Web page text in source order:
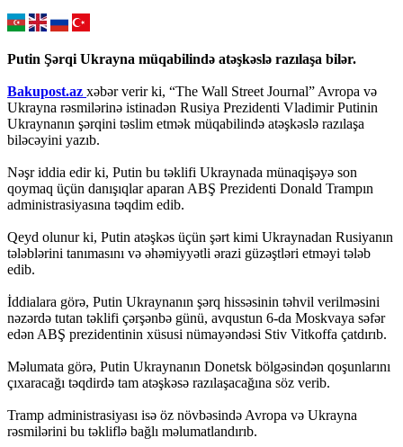
Putin Şərqi Ukrayna müqabilində atəşkəslə razılaşa bilər.
Bakupost.az xəbər verir ki, “The Wall Street Journal” Avropa və
Ukrayna rəsmilərinə istinadən Rusiya Prezidenti Vladimir Putinin
Ukraynanın şərqini təslim etmək müqabilində atəşkəslə razılaşa
biləcəyini yazıb.
Nəşr iddia edir ki, Putin bu təklifi Ukraynada münaqişəyə son
qoymaq üçün danışıqlar aparan ABŞ Prezidenti Donald Trampın
administrasiyasına təqdim edib.
Qeyd olunur ki, Putin atəşkəs üçün şərt kimi Ukraynadan Rusiyanın
tələblərini tanımasını və əhəmiyyətli ərazi güzəştləri etməyi tələb
edib.
İddialara görə, Putin Ukraynanın şərq hissəsinin təhvil verilməsini
nəzərdə tutan təklifi çərşənbə günü, avqustun 6-da Moskvaya səfər
edən ABŞ prezidentinin xüsusi nümayəndəsi Stiv Vitkoffa çatdırıb.
Məlumata görə, Putin Ukraynanın Donetsk bölgəsindən qoşunlarını
çıxaracağı təqdirdə tam atəşkəsə razılaşacağına söz verib.
Tramp administrasiyası isə öz növbəsində Avropa və Ukrayna
rəsmilərini bu təkliflə bağlı məlumatlandırıb.